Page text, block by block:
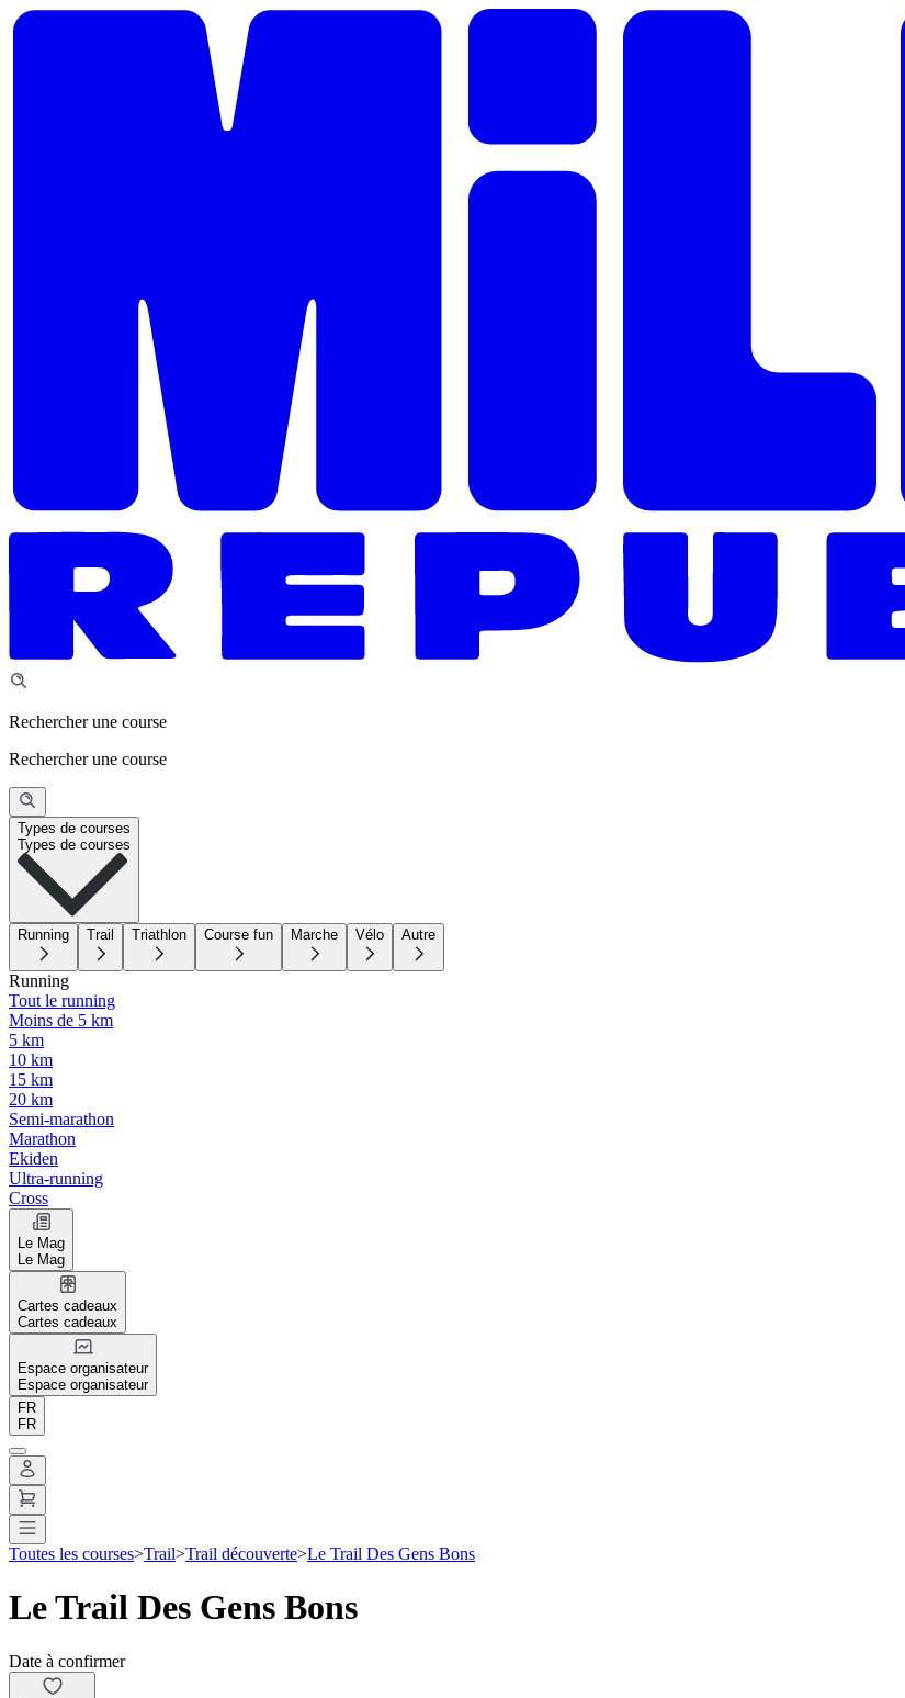
Rechercher une course
Rechercher une course
Types de courses
Types de courses
Running Trail Triathlon Course fun Marche Vélo Autre
Running
Tout le running
Moins de 5 km
5 km
10 km
15 km
20 km
Semi-marathon
Marathon
Ekiden
Ultra-running
Cross
Le Mag
Le Mag
Cartes cadeaux
Cartes cadeaux
Espace organisateur
Espace organisateur
FR
FR
Toutes les courses>Trail>Trail découverte>Le Trail Des Gens Bons
Le Trail Des Gens Bons
Date à confirmer